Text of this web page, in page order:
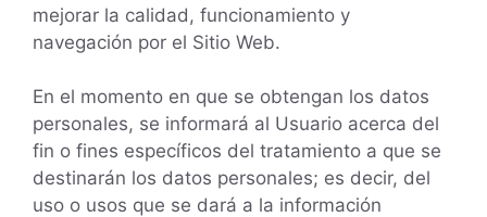
mejorar la calidad, funcionamiento y
navegación por el Sitio Web.
En el momento en que se obtengan los datos
personales, se informará al Usuario acerca del
fin o fines específicos del tratamiento a que se
destinarán los datos personales; es decir, del
uso o usos que se dará a la información